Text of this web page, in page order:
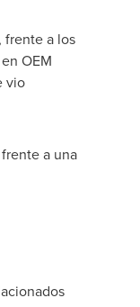
frente a los
OEM
vio
a una